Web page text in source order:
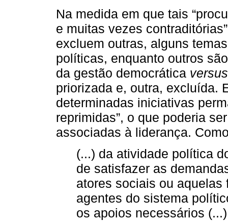
Na medida em que tais
e muitas vezes
excluem outras, alguns
políticas, enquanto outros
da gestão democrática versus
priorizada e, outra, excluída.
determinadas iniciativas
reprimidas”, o que poderia
associadas à liderança.
(...) da atividade política
de satisfazer as
atores sociais ou
agentes do sistema
os apoios necessários